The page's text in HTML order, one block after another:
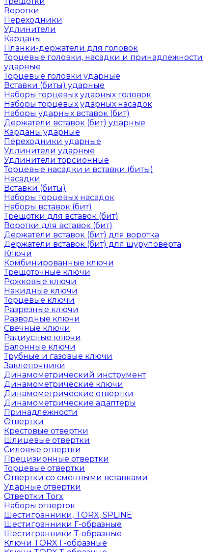
Воротки
Переходники
Удлинители
Карданы
Планки-держатели для головок
Торцевые головки, насадки и принадлежности
ударные
Торцевые головки ударные
Вставки (биты) ударные
Наборы торцевых ударных головок
Наборы торцевых ударных насадок
Наборы ударных вставок (бит)
Держатели вставок (бит) ударные
Карданы ударные
Переходники ударные
Удлинители ударные
Удлинители торсионные
Торцевые насадки и вставки (биты)
Насадки
Вставки (биты)
Наборы торцевых насадок
Наборы вставок (бит)
Трещотки для вставок (бит)
Воротки для вставок (бит)
Держатели вставок (бит) для воротка
Держатели вставок (бит) для шуруповерта
Ключи
Комбинированные ключи
Трещоточные ключи
Рожковые ключи
Накидные ключи
Торцевые ключи
Разрезные ключи
Разводные ключи
Свечные ключи
Радиусные ключи
Балонные ключи
Трубные и газовые ключи
Заклепочники
Динамометрический инструмент
Динамометрические ключи
Динамометрические отвертки
Динамометрические адаптеры
Принадлежности
Отвертки
Крестовые отвертки
Шлицевые отвертки
Силовые отвертки
Прецизионные отвертки
Торцевые отвертки
Отвертки со сменными вставками
Ударные отвертки
Отвертки Torx
Наборы отверток
Шестигранники, TORX, SPLINE
Шестигранники Г-образные
Шестигранники Т-образные
Ключи TORX Г-образные